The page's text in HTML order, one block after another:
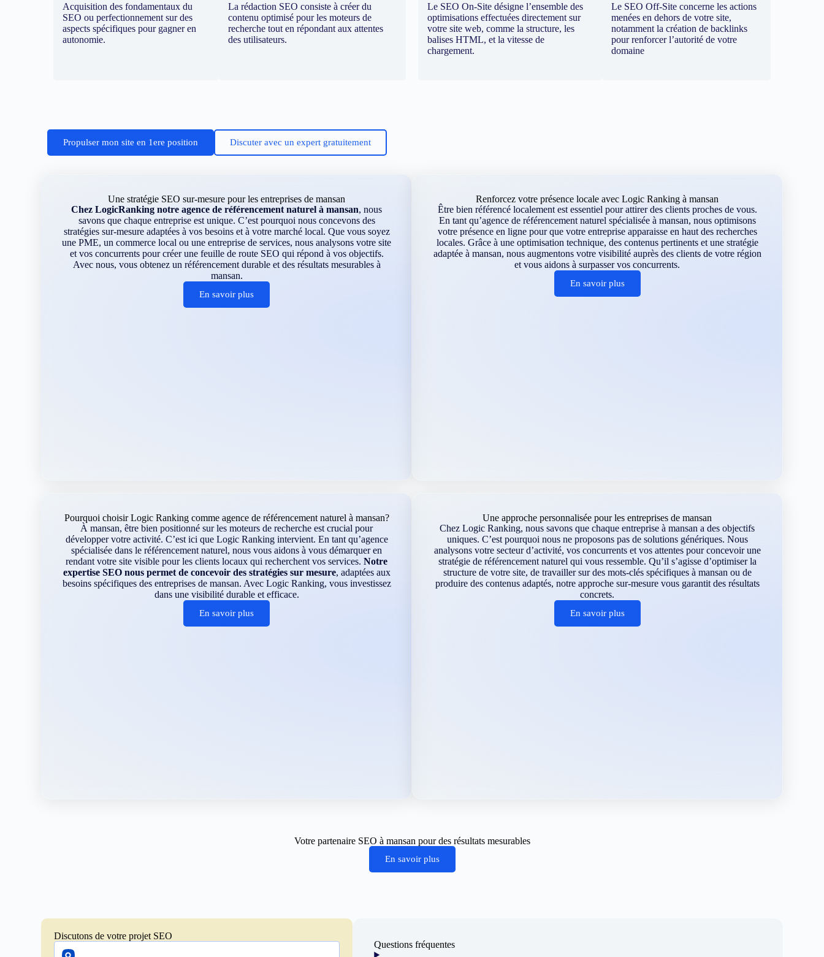
Acquisition des fondamentaux du
SEO ou perfectionnement sur des
aspects spécifiques pour gagner en
autonomie.
La rédaction SEO consiste à créer du
contenu optimisé pour les moteurs de
recherche tout en répondant aux attentes
des utilisateurs.
Le SEO On-Site désigne l’ensemble des
optimisations effectuées directement sur
votre site web, comme la structure, les
balises HTML, et la vitesse de
chargement.
Le SEO Off-Site concerne les actions
menées en dehors de votre site,
notamment la création de backlinks
pour renforcer l’autorité de votre
domaine
Propulser mon site en 1ere position Discuter avec un expert gratuitement
Une stratégie SEO sur-mesure pour les entreprises de mansan
Chez LogicRanking notre agence de référencement naturel à mansan, nous
savons que chaque entreprise est unique. C’est pourquoi nous concevons des
stratégies sur-mesure adaptées à vos besoins et à votre marché local. Que vous soyez
une PME, un commerce local ou une entreprise de services, nous analysons votre site
et vos concurrents pour créer une feuille de route SEO qui répond à vos objectifs.
Avec nous, vous obtenez un référencement durable et des résultats mesurables à
mansan.
En savoir plus
Renforcez votre présence locale avec Logic Ranking à mansan
Être bien référencé localement est essentiel pour attirer des clients proches de vous.
En tant qu’agence de référencement naturel spécialisée à mansan, nous optimisons
votre présence en ligne pour que votre entreprise apparaisse en haut des recherches
locales. Grâce à une optimisation technique, des contenus pertinents et une stratégie
adaptée à mansan, nous augmentons votre visibilité auprès des clients de votre région
et vous aidons à surpasser vos concurrents.
En savoir plus
Pourquoi choisir Logic Ranking comme agence de référencement naturel à mansan?
À mansan, être bien positionné sur les moteurs de recherche est crucial pour
développer votre activité. C’est ici que Logic Ranking intervient. En tant qu’agence
spécialisée dans le référencement naturel, nous vous aidons à vous démarquer en
rendant votre site visible pour les clients locaux qui recherchent vos services.Notre
expertise SEO nous permet de concevoir des stratégies sur mesure, adaptées aux
besoins spécifiques des entreprises de mansan. Avec Logic Ranking, vous investissez
dans une visibilité durable et efficace.
En savoir plus
Une approche personnalisée pour les entreprises de mansan
Chez Logic Ranking, nous savons que chaque entreprise à mansan a des objectifs
uniques. C’est pourquoi nous ne proposons pas de solutions génériques. Nous
analysons votre secteur d’activité, vos concurrents et vos attentes pour concevoir une
stratégie de référencement naturel qui vous ressemble. Qu’il s’agisse d’optimiser la
structure de votre site, de travailler sur des mots-clés spécifiques à mansan ou de
produire des contenus adaptés, notre approche sur-mesure vous garantit des résultats
concrets.
En savoir plus
Votre partenaire SEO à mansan pour des résultats mesurables
En savoir plus
Discutons de votre projet SEO
Questions fréquentes